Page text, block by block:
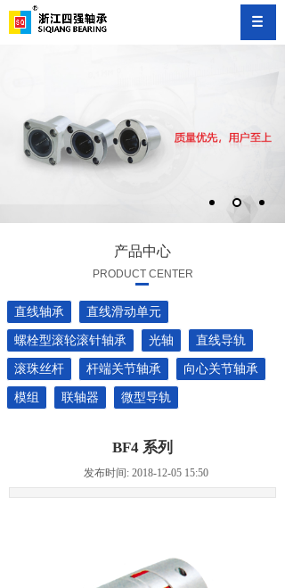
产品中心
PRODUCT CENTER
直线轴承
直线滑动单元
螺栓型滚轮滚针轴承
光轴
直线导轨
滚珠丝杆
杆端关节轴承
向心关节轴承
模组
联轴器 微型导轨
BF4 系列
发布时间: 2018-12-05 15:50